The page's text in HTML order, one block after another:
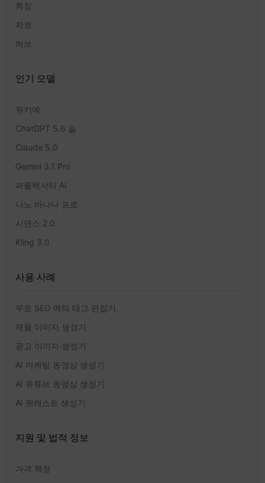
특징
자료
허브
인기 모델
유키에
ChatGPT 5.6 솔
Claude 5.0
Gemini 3.1 Pro
퍼플렉서티 AI
나노 바나나 프로
시댄스 2.0
Kling 3.0
사용 사례
무료 SEO 메타 태그 편집기
제품 이미지 생성기
광고 이미지 생성기
AI 마케팅 동영상 생성기
AI 유튜브 동영상 생성기
AI 팟캐스트 생성기
지원 및 법적 정보
가격 책정